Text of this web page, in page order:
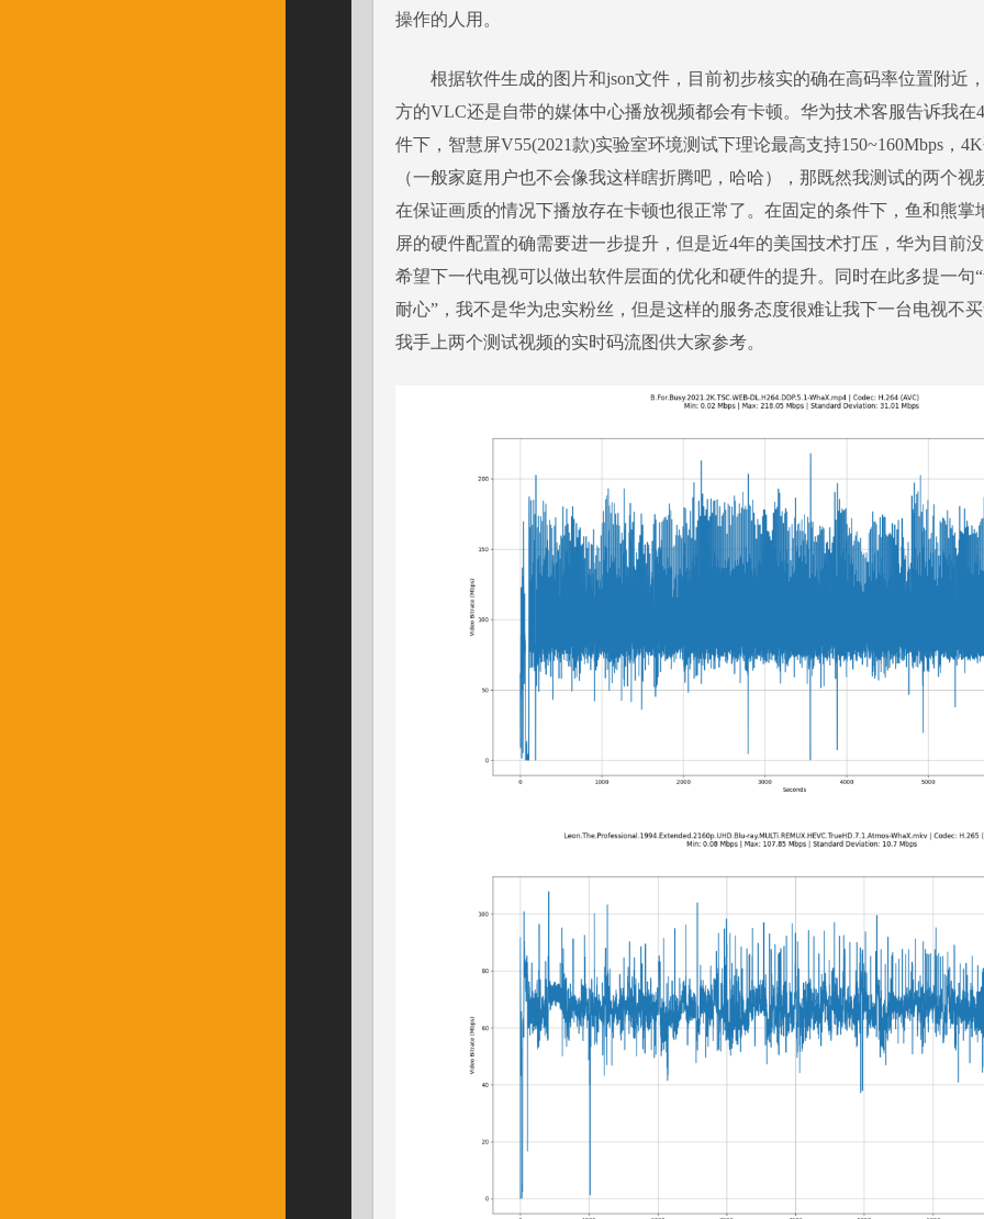
操作的人用。
根据软件生成的图片和json文件，目前初步核实的确在高码率位置附近
方的VLC还是自带的媒体中心播放视频都会有卡顿。华为技术客服告诉我在
件下，智慧屏V55(2021款)实验室环境测试下理论最高支持150~160Mbps，
（一般家庭用户也不会像我这样瞎折腾吧，哈哈），那既然我测试的两个
在保证画质的情况下播放存在卡顿也很正常了。在固定的条件下，鱼和熊掌
屏的硬件配置的确需要进一步提升，但是近4年的美国技术打压，华为目前
希望下一代电视可以做出软件层面的优化和硬件的提升。同时在此多提一句
耐心”，我不是华为忠实粉丝，但是这样的服务态度很难让我下一台电视不
我手上两个测试视频的实时码流图供大家参考。